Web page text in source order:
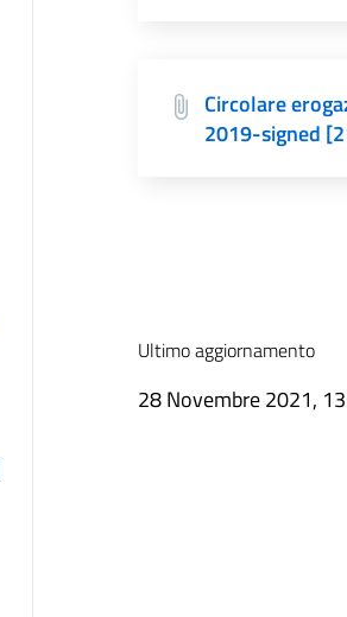
Circolare
2019-signed
Ultimo aggiornamento
28 Novembre 2021,